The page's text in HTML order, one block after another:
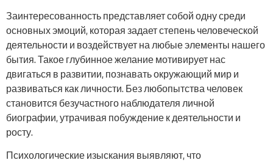
Заинтересованность представляет собой одну среди
основных эмоций, которая задает степень человеческой
деятельности и воздействует на любые элементы нашего
бытия. Такое глубинное желание мотивирует нас
двигаться в развитии, познавать окружающий мир и
развиваться как личности. Без любопытства человек
становится безучастного наблюдателя личной
биографии, утрачивая побуждение к деятельности и
росту.
Психологические изыскания выявляют, что